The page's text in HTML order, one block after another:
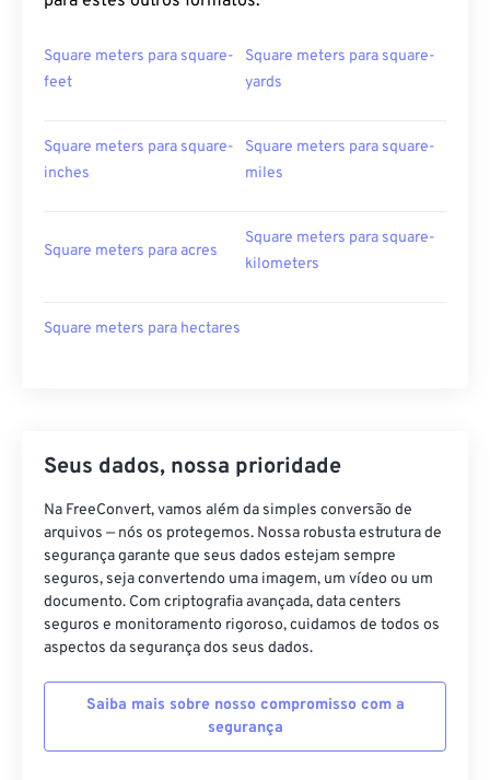
Square meters para square-
feet
Square meters para square-
yards
Square meters para square-
inches
Square meters para square-
miles
Square meters para acres
Square meters para square-
kilometers
Square meters para hectares
Seus dados, nossa prioridade
Na FreeConvert, vamos além da simples conversão de
arquivos — nós os protegemos. Nossa robusta estrutura de
segurança garante que seus dados estejam sempre
seguros, seja convertendo uma imagem, um vídeo ou um
documento. Com criptografia avançada, data centers
seguros e monitoramento rigoroso, cuidamos de todos os
aspectos da segurança dos seus dados.
Saiba mais sobre nosso compromisso com a
segurança